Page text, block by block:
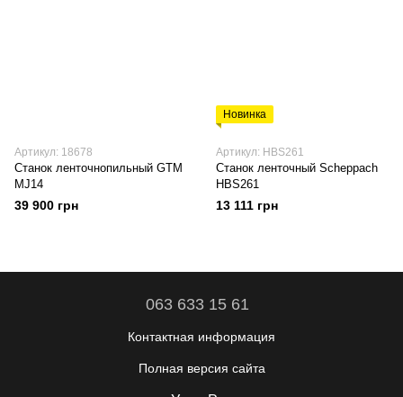
Артикул: 18678
Станок ленточнопильный GTM
MJ14
39 900 грн
Новинка
Артикул: HBS261
Станок ленточный Scheppach
HBS261
13 111 грн
063 633 15 61
Контактная информация
Полная версия сайта